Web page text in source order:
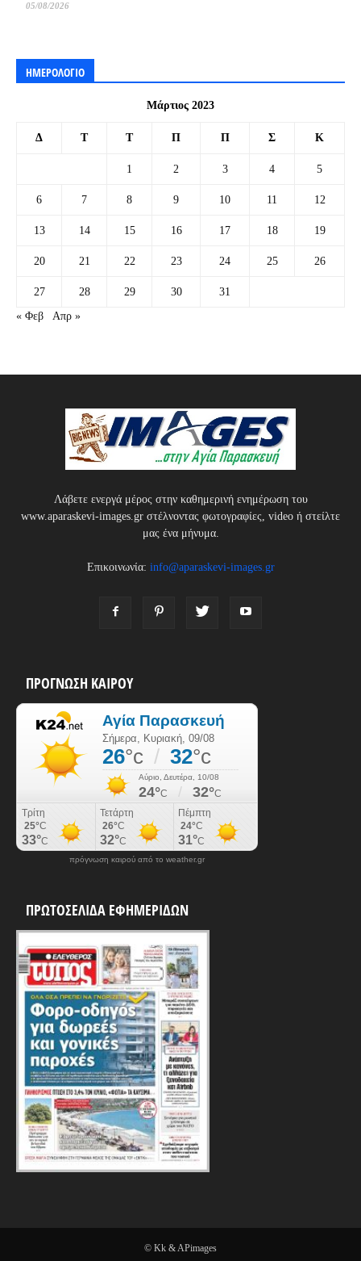
05/08/2026
ΗΜΕΡΟΛΟΓΙΟ
Μάρτιος 2023
Δ Τ Τ Π Π Σ Κ
1 2 3 4 5
6 7 8 9 10 11 12
13 14 15 16 17 18 19
20 21 22 23 24 25 26
27 28 29 30
31
« Φεβ
Απρ »
Λάβετε ενεργά μέρος στην καθημερινή ενημέρωση του
www.aparaskevi-images.gr στέλνοντας φωτογραφίες, video ή στείλτε
μας ένα μήνυμα.
Επικοινωνία: info@aparaskevi-images.gr
ΠΡΟΓΝΩΣΗ ΚΑΙΡΟΥ
πρόγνωση καιρού από το weather.gr
ΠΡΩΤΟΣΕΛΙΔΑ ΕΦΗΜΕΡΙΔΩΝ
© Kk & APimages